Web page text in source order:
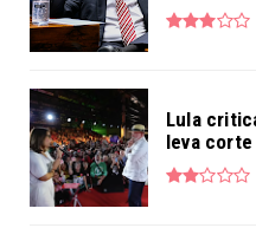
Lula
leva